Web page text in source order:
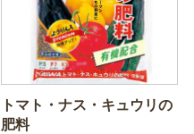
トマト・ナス・キュウリの
肥料